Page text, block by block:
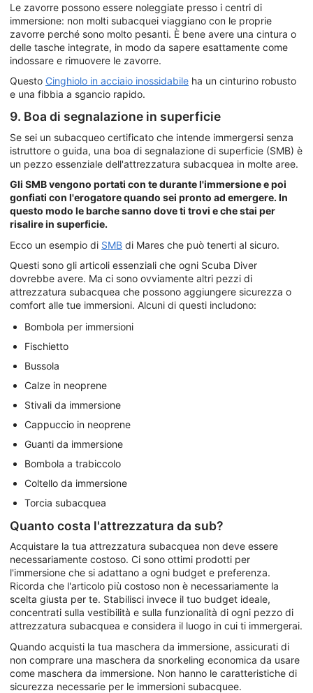
Le zavorre possono essere noleggiate presso i centri di
immersione: non molti subacquei viaggiano con le proprie
zavorre perché sono molto pesanti. È bene avere una cintura o
delle tasche integrate, in modo da sapere esattamente come
indossare e rimuovere le zavorre.
Questo Cinghiolo in acciaio inossidabile ha un cinturino robusto
e una fibbia a sgancio rapido.
9. Boa di segnalazione in superficie
Se sei un subacqueo certificato che intende immergersi senza
istruttore o guida, una boa di segnalazione di superficie (SMB) è
un pezzo essenziale dell'attrezzatura subacquea in molte aree.
Gli SMB vengono portati con te durante l'immersione e poi
gonfiati con l'erogatore quando sei pronto ad emergere. In
questo modo le barche sanno dove ti trovi e che stai per
risalire in superficie.
Ecco un esempio di SMB di Mares che può tenerti al sicuro.
Questi sono gli articoli essenziali che ogni Scuba Diver
dovrebbe avere. Ma ci sono ovviamente altri pezzi di
attrezzatura subacquea che possono aggiungere sicurezza o
comfort alle tue immersioni. Alcuni di questi includono:
Bombola per immersioni
Fischietto
Bussola
Calze in neoprene
Stivali da immersione
Cappuccio in neoprene
Guanti da immersione
Bombola a trabiccolo
Coltello da immersione
Torcia subacquea
Quanto costa l'attrezzatura da sub?
Acquistare la tua attrezzatura subacquea non deve essere
necessariamente costoso. Ci sono ottimi prodotti per
l'immersione che si adattano a ogni budget e preferenza.
Ricorda che l'articolo più costoso non è necessariamente la
scelta giusta per te. Stabilisci invece il tuo budget ideale,
concentrati sulla vestibilità e sulla funzionalità di ogni pezzo di
attrezzatura subacquea e considera il luogo in cui ti immergerai.
Quando acquisti la tua maschera da immersione, assicurati di
non comprare una maschera da snorkeling economica da usare
come maschera da immersione. Non hanno le caratteristiche di
sicurezza necessarie per le immersioni subacquee.